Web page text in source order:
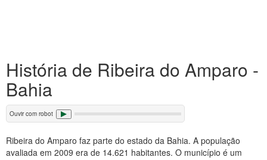
História de Ribeira do Amparo -
Bahia
Ouvir com robot
Ribeira do Amparo faz parte do estado da Bahia. A população
avaliada em 2009 era de 14.621 habitantes. O município é um